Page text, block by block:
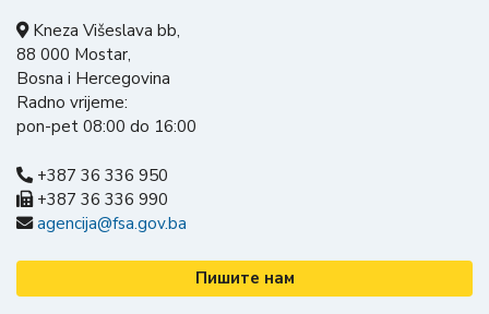
Kneza Višeslava bb,
88 000 Mostar,
Bosna i Hercegovina
Radno vrijeme:
pon-pet 08:00 do 16:00
+387 36 336 950
+387 36 336 990
agencija@fsa.gov.ba
Пишите нам